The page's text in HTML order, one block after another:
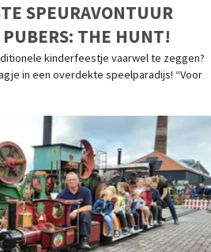
SPEURAVONTUUR
THE HUNT!
kinderfeestje vaarwel te zeggen?
in een overdekte speelparadijs! “Voor